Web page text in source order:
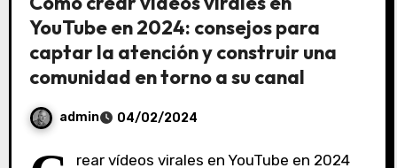
YouTube en 2024: consejos para
captar la atención y construir una
comunidad en torno a su canal
admin 04/02/2024
rear vídeos virales en YouTube en 2024